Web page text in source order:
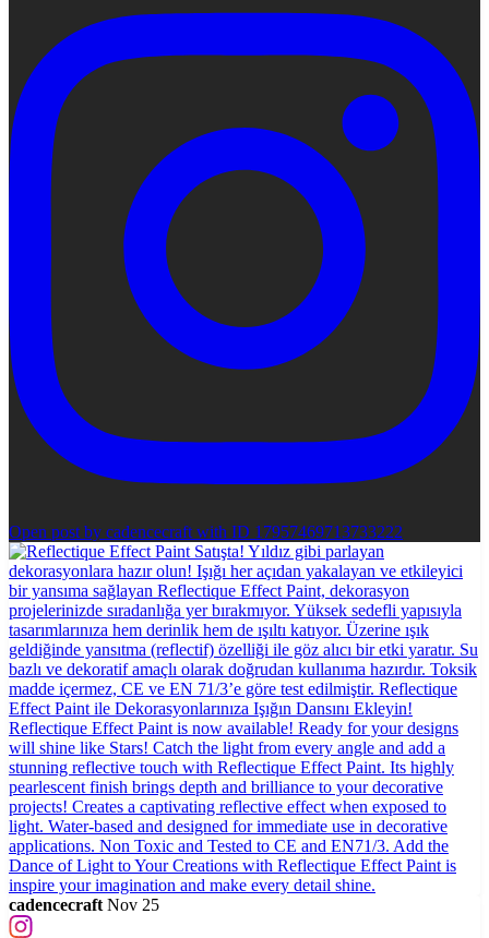
Open post by cadencecraft with ID 17957469713733222
cadencecraft Nov 25